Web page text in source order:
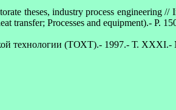
theses, industry process engineering //
transfer; Processes and equipment).- P.
технологии (ТОХТ).- 1997.- Т.